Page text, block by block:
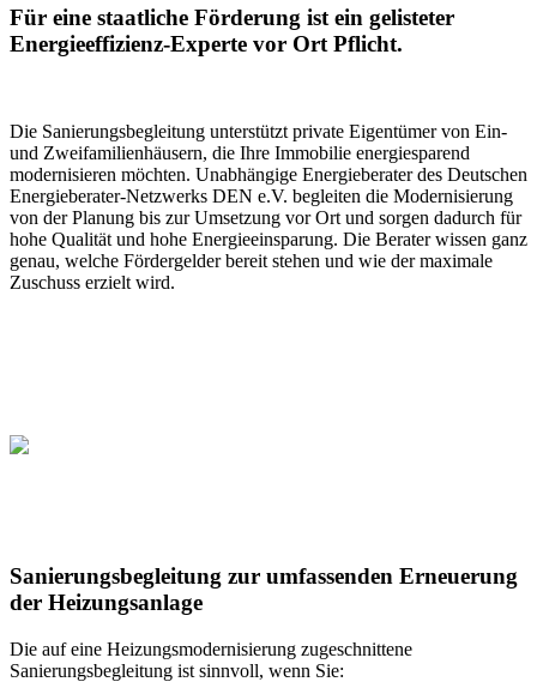
Für eine staatliche Förderung ist ein gelisteter
Energieeffizienz-Experte vor Ort Pflicht.
Die Sanierungsbegleitung unterstützt private Eigentümer von Ein-
und Zweifamilienhäusern, die Ihre Immobilie energiesparend
modernisieren möchten. Unabhängige Energieberater des Deutschen
Energieberater-Netzwerks DEN e.V. begleiten die Modernisierung
von der Planung bis zur Umsetzung vor Ort und sorgen dadurch für
hohe Qualität und hohe Energieeinsparung. Die Berater wissen ganz
genau, welche Fördergelder bereit stehen und wie der maximale
Zuschuss erzielt wird.
Sanierungsbegleitung zur umfassenden Erneuerung
der Heizungsanlage
Die auf eine Heizungsmodernisierung zugeschnittene
Sanierungsbegleitung ist sinnvoll, wenn Sie: